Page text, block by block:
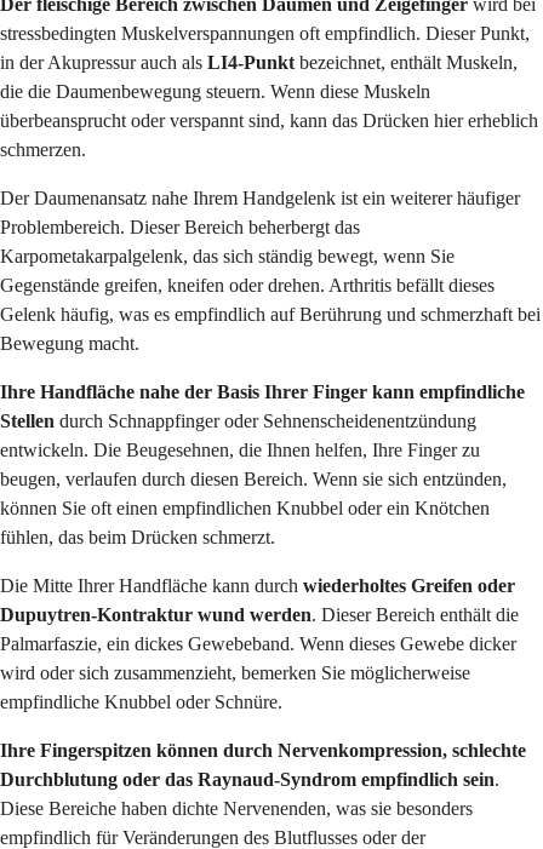
stressbedingten Muskelverspannungen oft empfindlich. Dieser Punkt,
in der Akupressur auch als LI4-Punkt bezeichnet, enthält Muskeln,
die die Daumenbewegung steuern. Wenn diese Muskeln
überbeansprucht oder verspannt sind, kann das Drücken hier erheblich
schmerzen.
Der Daumenansatz nahe Ihrem Handgelenk ist ein weiterer häufiger
Problembereich. Dieser Bereich beherbergt das
Karpometakarpalgelenk, das sich ständig bewegt, wenn Sie
Gegenstände greifen, kneifen oder drehen. Arthritis befällt dieses
Gelenk häufig, was es empfindlich auf Berührung und schmerzhaft bei
Bewegung macht.
Ihre Handfläche nahe der Basis Ihrer Finger kann empfindliche
Stellen durch Schnappfinger oder Sehnenscheidenentzündung
entwickeln. Die Beugesehnen, die Ihnen helfen, Ihre Finger zu
beugen, verlaufen durch diesen Bereich. Wenn sie sich entzünden,
können Sie oft einen empfindlichen Knubbel oder ein Knötchen
fühlen, das beim Drücken schmerzt.
Die Mitte Ihrer Handfläche kann durch wiederholtes Greifen oder
Dupuytren-Kontraktur wund werden. Dieser Bereich enthält die
Palmarfaszie, ein dickes Gewebeband. Wenn dieses Gewebe dicker
wird oder sich zusammenzieht, bemerken Sie möglicherweise
empfindliche Knubbel oder Schnüre.
Ihre Fingerspitzen können durch Nervenkompression, schlechte
Durchblutung oder das Raynaud-Syndrom empfindlich sein.
Diese Bereiche haben dichte Nervenenden, was sie besonders
empfindlich für Veränderungen des Blutflusses oder der